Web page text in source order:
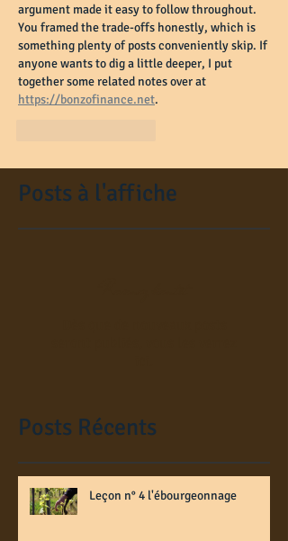
argument made it easy to follow throughout.
You framed the trade-offs honestly, which is
something plenty of posts conveniently skip. If
anyone wants to dig a little deeper, I put
together some related notes over at
https://bonzofinance.net.
Posts à l'affiche
Posts Récents
Leçon n° 4 l'ébourgeonnage